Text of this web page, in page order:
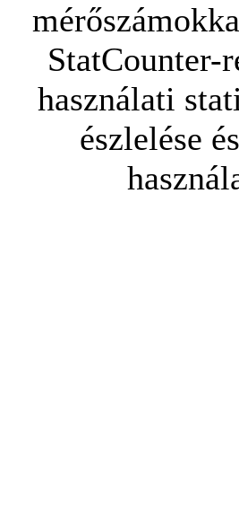
StatCounter-
használati
észlelése